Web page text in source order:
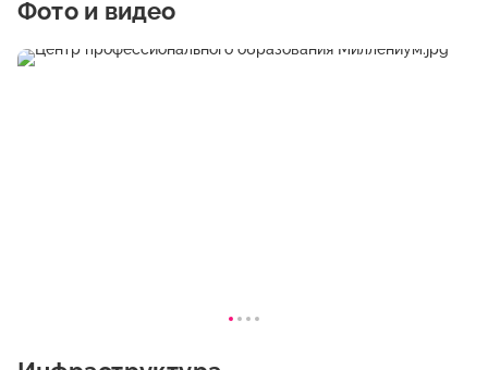
работы, организовал 3 филиала: два - в городах Иркутской
(Республика Бурятия). На базе Учебного центра
стандартизации, метрологии и сертификации был признан
работают в известных парикмахерских и салонах красоты
Фото и видео